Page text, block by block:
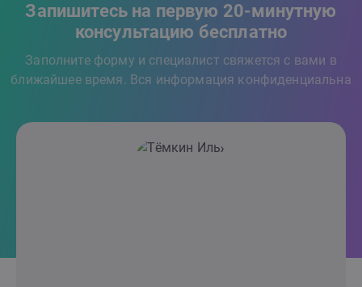
Запишитесь на первую 20-минутную
консультацию бесплатно
Заполните форму и специалист свяжется с вами в
ближайшее время. Вся информация конфиденциальна